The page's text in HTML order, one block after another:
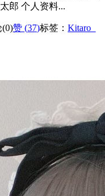
郎 个人资料...
(0)赞 (37)标签： Kitaro_